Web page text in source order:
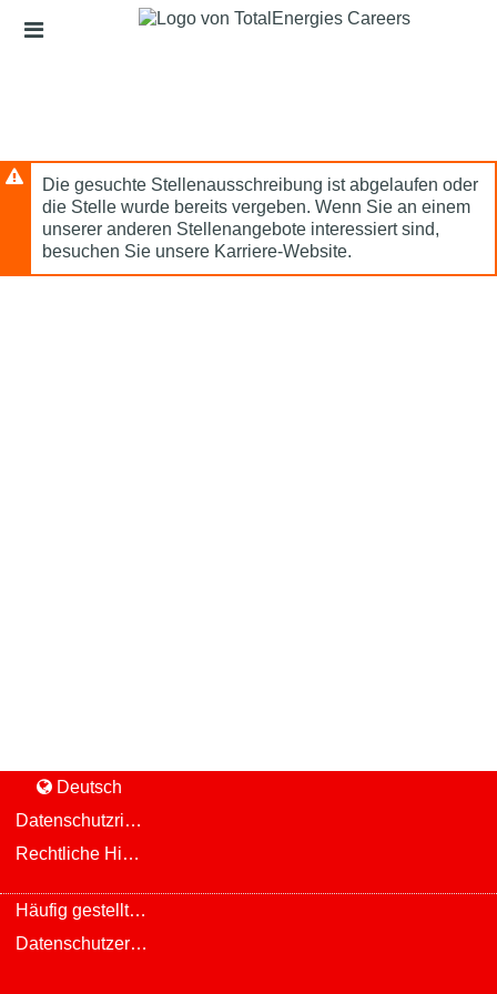
Hauptinhalt
Kopfzeilenlinks
Die gesuchte Stellenausschreibung ist abgelaufen oder
die Stelle wurde bereits vergeben. Wenn Sie an einem
unserer anderen Stellenangebote interessiert sind,
besuchen Sie unsere Karriere-Website.
Deutsch
Datenschutzrichtlinie und Cookie-Richtlinie
Rechtliche Hinweise und Bekanntmachungen
Häufig gestellte Fragen
Datenschutzerklärung von Infinite Talent